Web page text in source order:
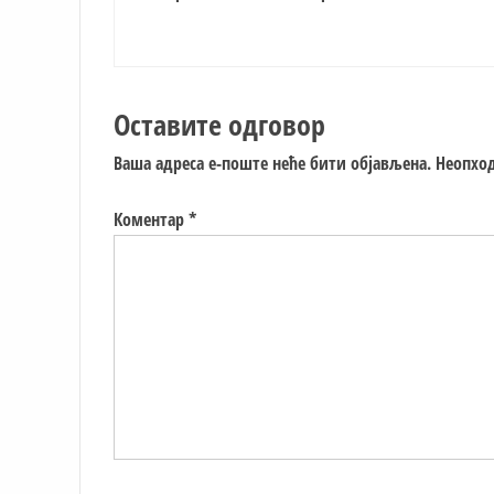
Оставите одговор
Ваша адреса е-поште неће бити објављена.
Коментар*